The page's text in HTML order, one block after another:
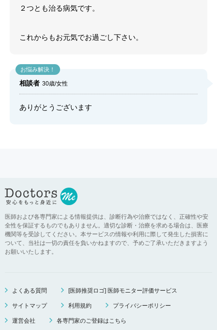
２つとも治る病気です。
これからもお元気でお過ごし下さい。
相談者 30歳/女性
ありがとうございます
医師および各専門家による情報提供は、診断行為や治療ではなく、正確性や安
全性を保証するものでもありません。適切な診断・治療を求める場合は、医療
機関等を受診してください。本サービスの情報や利用に際して発生した損害に
ついて、当社は一切の責任を負いかねますので、予めご了承いただきますよう
お願いいたします。
よくある質問 [医師推奨ロゴ] 医師モニター評価サービス
サイトマップ 利用規約 プライバシーポリシー
運営会社 各専門家のご登録はこちら